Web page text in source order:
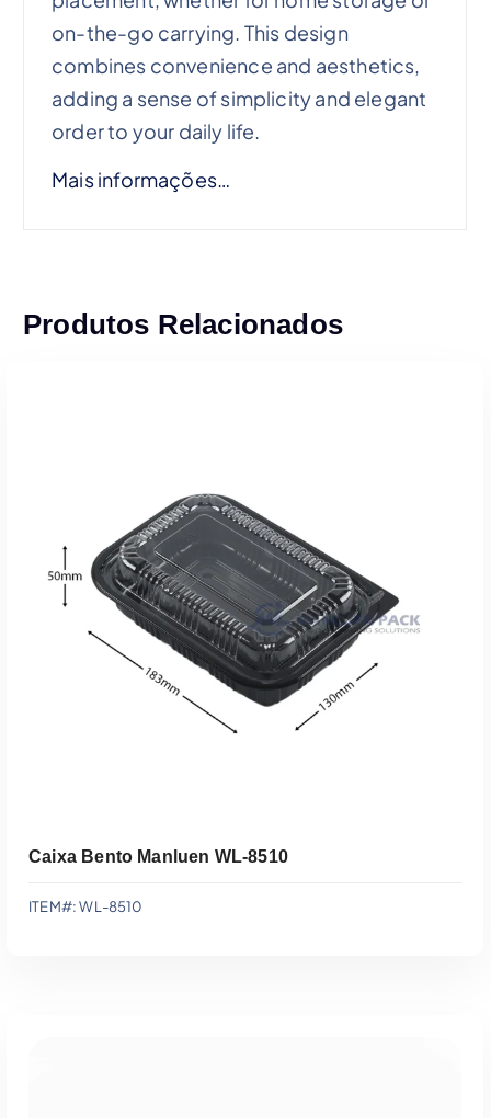
on-the-go carrying. This design
combines convenience and aesthetics,
adding a sense of simplicity and elegant
order to your daily life.
Mais informações…
Produtos Relacionados
Caixa Bento Manluen WL-8510
ITEM#: WL-8510